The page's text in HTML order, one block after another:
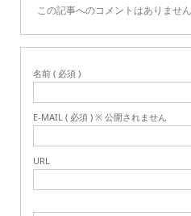
この記事へのコメントはありません
名前 ( 必須 )
E-MAIL ( 必須 ) ※ 公開されません
URL